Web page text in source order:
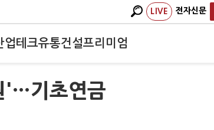
LIVE 전자신문
업테크유통건설프리미엄
'…기초연금